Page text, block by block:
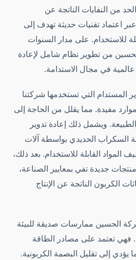
من النفايات الناتجة عن
اعتماد تقنيات حديثة تهدف إلى
للاستخدام. على مدار السنوات
من تطوير نظام شامل لإعادة
عالمية في مجال الاستدامة.
المستدام التي تستخدمها شركتنا
مفيدة. مما يقلل من الحاجة إلى
ويشمل ذلك إعادة تدوير
السكراب الحديدي بواسطة آلات
القابلة للاستخدام. بعد ذلك،
جديدة تفي بمعايير الصناعة،
الكربون الناتجة عن الإنتاج
الحسين ممارسات صديقة للبيئة
فهي تعتمد على مصادر الطاقة
يؤدي إلى تقليل البصمة الكربونية.